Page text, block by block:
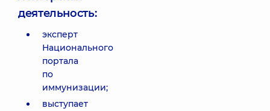
деятельность:
эксперт
Национального
портала
по
иммунизации;
выступает